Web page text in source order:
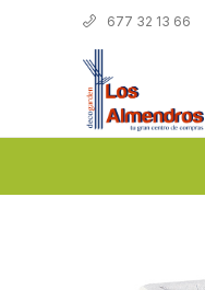
677 32 13 66